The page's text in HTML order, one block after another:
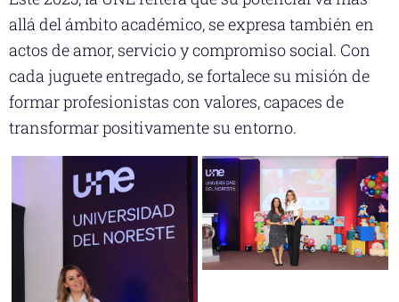
allá del ámbito académico, se expresa también en
actos de amor, servicio y compromiso social. Con
cada juguete entregado, se fortalece su misión de
formar profesionistas con valores, capaces de
transformar positivamente su entorno.